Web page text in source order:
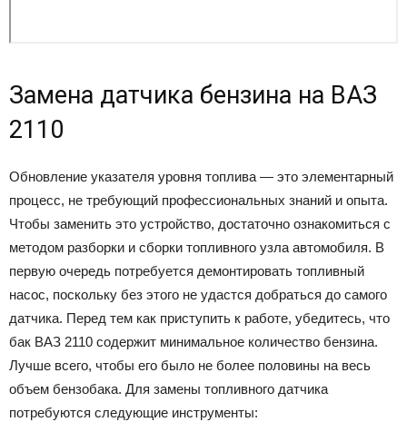
Замена датчика бензина на ВАЗ
2110
Обновление указателя уровня топлива — это элементарный
процесс, не требующий профессиональных знаний и опыта.
Чтобы заменить это устройство, достаточно ознакомиться с
методом разборки и сборки топливного узла автомобиля. В
первую очередь потребуется демонтировать топливный
насос, поскольку без этого не удастся добраться до самого
датчика. Перед тем как приступить к работе, убедитесь, что
бак ВАЗ 2110 содержит минимальное количество бензина.
Лучше всего, чтобы его было не более половины на весь
объем бензобака. Для замены топливного датчика
потребуются следующие инструменты: